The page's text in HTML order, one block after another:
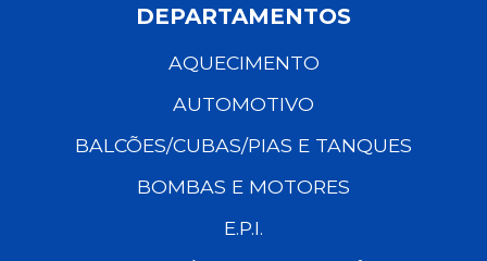
DEPARTAMENTOS
AQUECIMENTO
AUTOMOTIVO
BALCÕES/CUBAS/PIAS E TANQUES
BOMBAS E MOTORES
E.P.I.